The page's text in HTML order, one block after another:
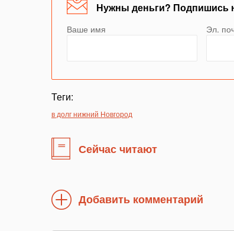
Нужны деньги? Подпишись
Ваше имя Эл.
Теги:
в долг нижний Новгород
Сейчас читают
Добавить комментарий